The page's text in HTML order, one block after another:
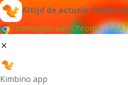
Altijd de actuele folders
Toevoegen aan Chrome -
Kimbino app